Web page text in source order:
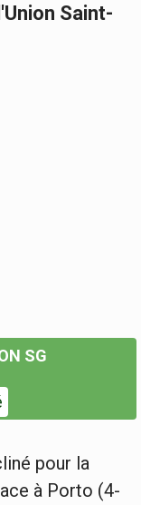
Saint-
SG
pour la
à Porto (4-